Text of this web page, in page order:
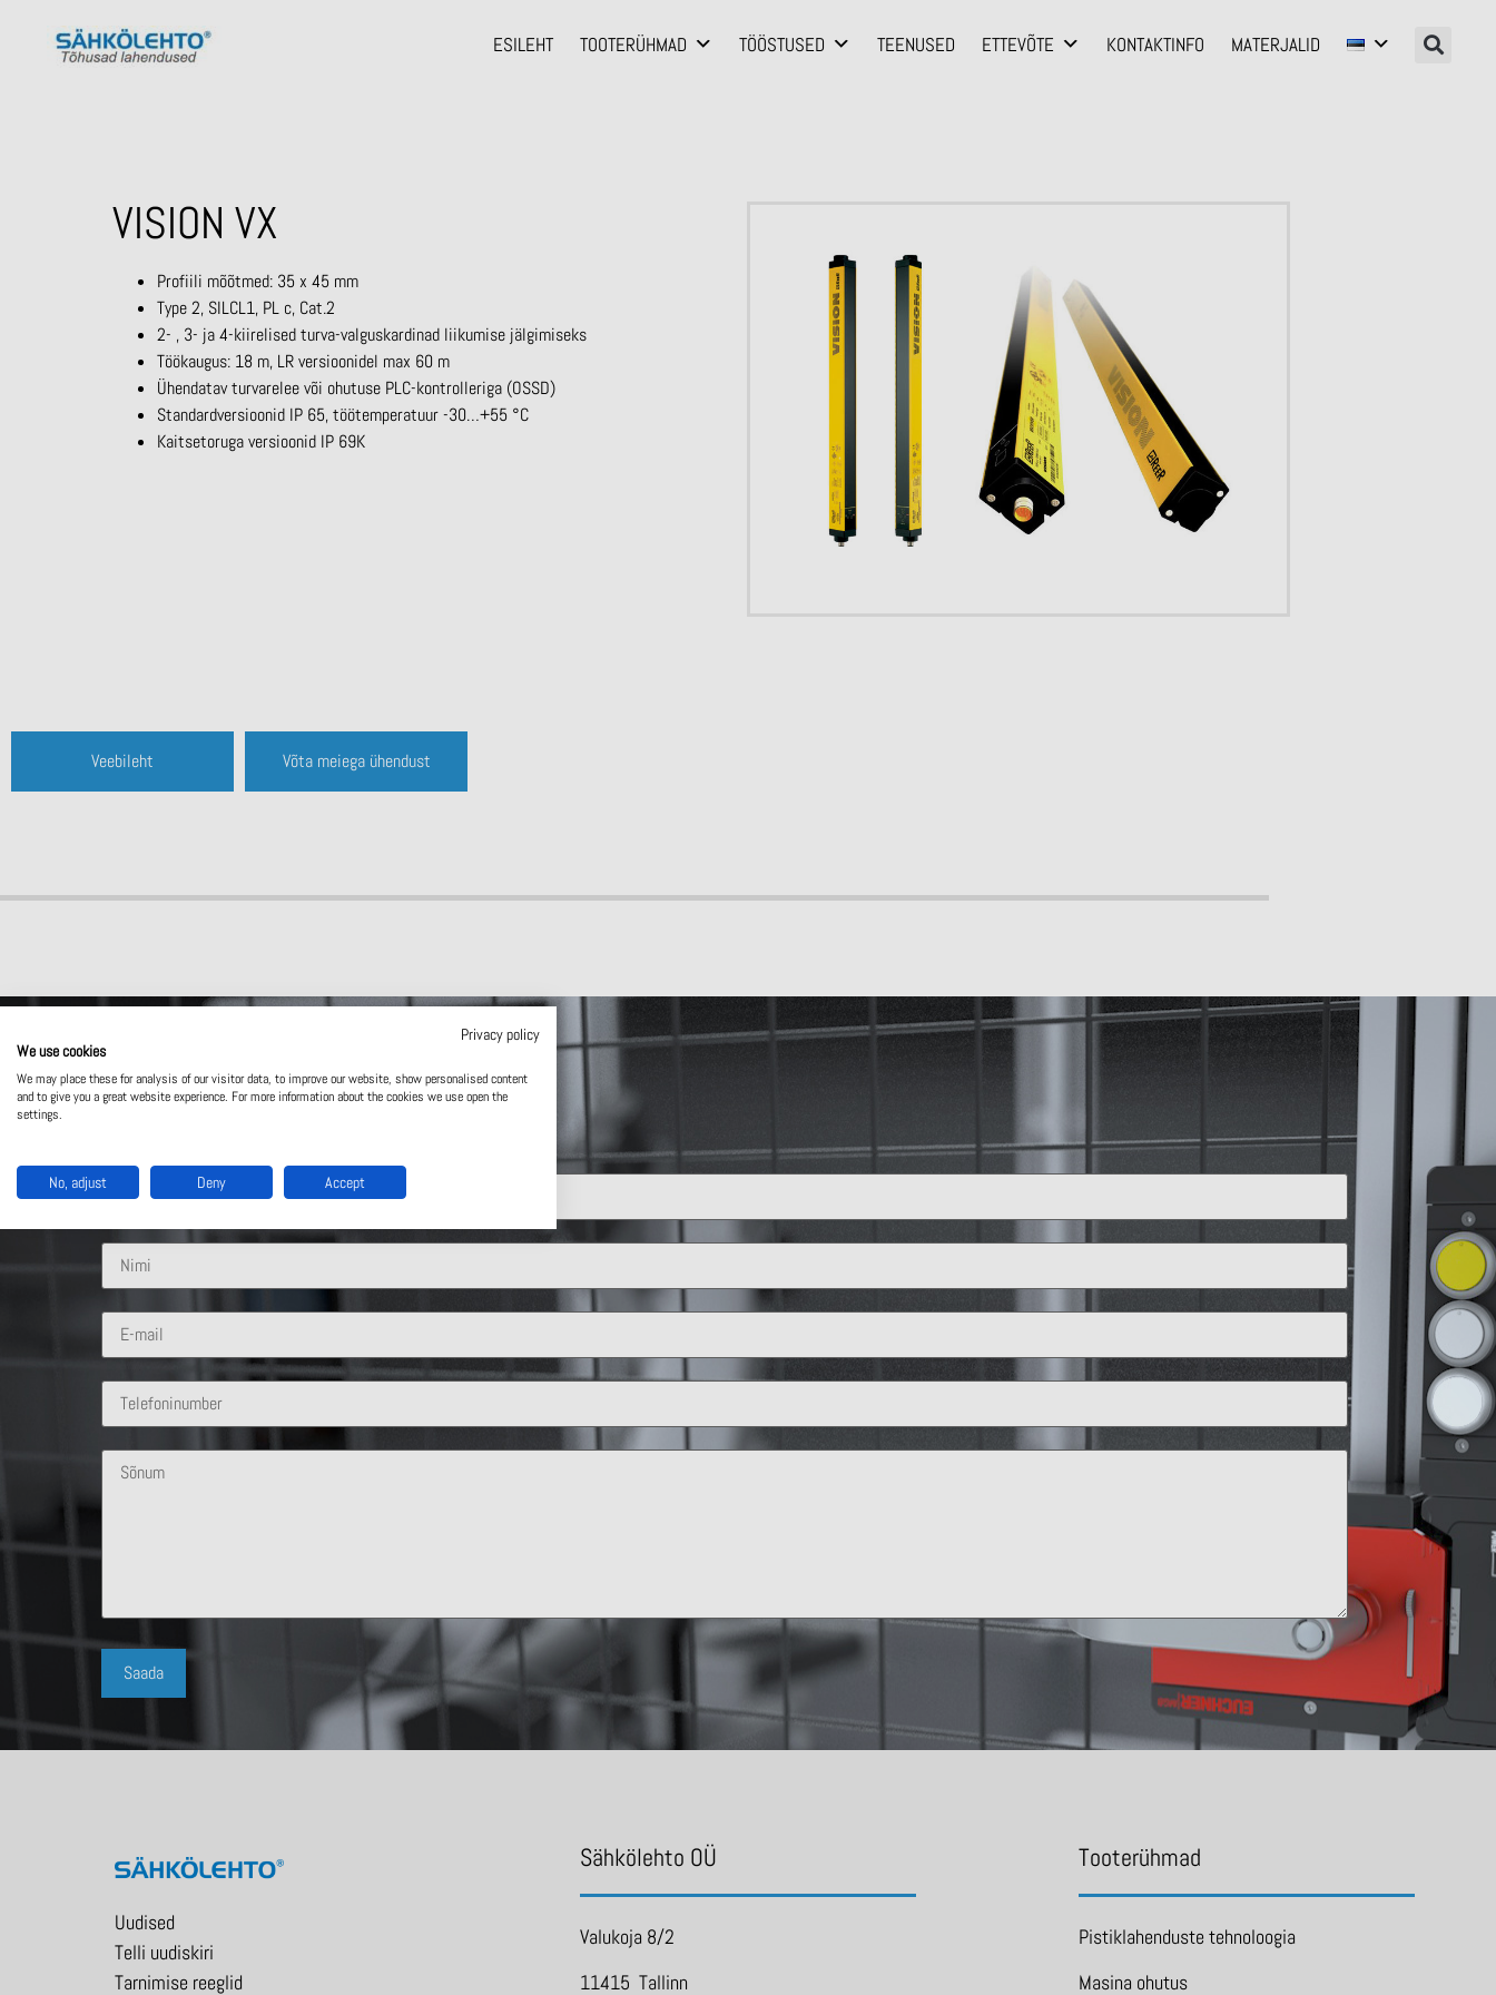
ESILEHT TOOTERÜHMAD TÖÖSTUSED TEENUSED ETTEVÕTE KONTAKTINFO MATERJALID
VISION VX
Profiili mõõtmed: 35 x 45 mm
Type 2, SILCL1, PL c, Cat.2
2- , 3- ja 4-kiirelised turva-valguskardinad liikumise jälgimiseks
Töökaugus: 18 m, LR versioonidel max 60 m
Ühendatav turvarelee või ohutuse PLC-kontrolleriga (OSSD)
Standardversioonid IP 65, töötemperatuur -30…+55 °C
Kaitsetoruga versioonid IP 69K
Veebileht Võta meiega ühendust
Võta meiega ühendust
Uudised
Telli uudiskiri
Tarnimise reeglid
Sähkölehto OÜ
Valukoja 8/2
11415 Tallinn
Tooterühmad
Pistiklahenduste tehnoloogia
Masina ohutus
Privacy policy
We use cookies
We may place these for analysis of our visitor data, to improve our website, show personalised content
and to give you a great website experience. For more information about the cookies we use open the
settings.
No, adjust Deny Accept